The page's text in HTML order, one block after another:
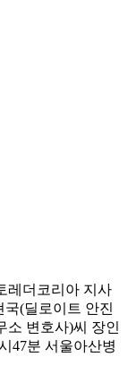
레더코리아 지사
(딜로이트 안진
소 변호사)씨 장인
47분 서울아산병